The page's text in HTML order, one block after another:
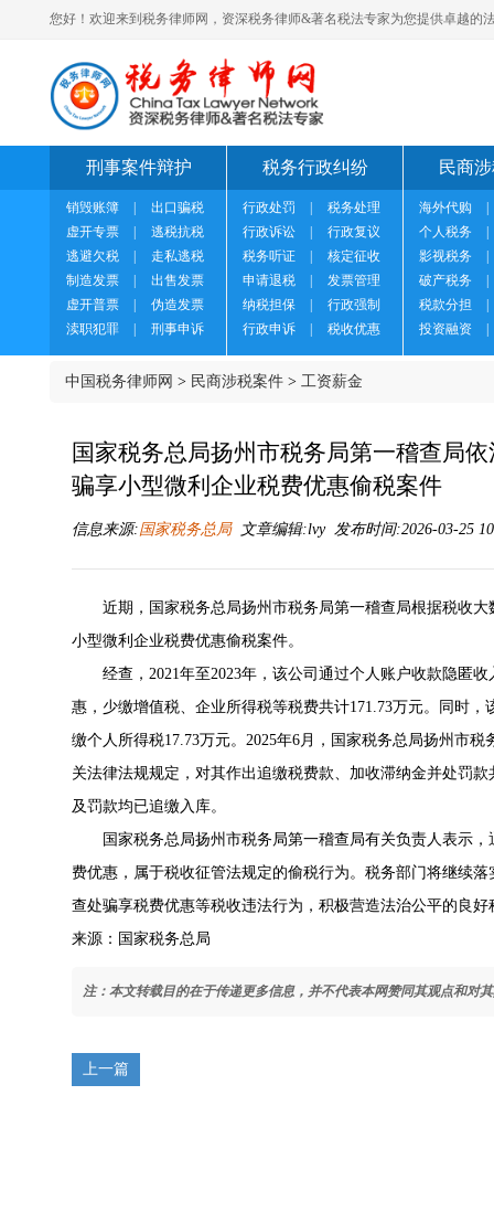
您好！欢迎来到税务律师网，资深税务律师&著名税法专家为您提供卓越的
刑事案件辩护
销毁账簿
出口骗税
虚开专票
逃税抗税
逃避欠税
走私逃税
制造发票
出售发票
虚开普票
伪造发票
渎职犯罪
刑事申诉
税务行政纠纷
行政处罚
税务处理
行政诉讼
行政复议
税务听证
核定征收
申请退税
发票管理
纳税担保
行政强制
行政申诉
税收优惠
民商
海外代购
个人税务
影视税务
破产税务
税款分担
投资融资
中国税务律师网 > 民商涉税案件 > 工资薪金
国家税务总局扬州市税务局第一稽查局
骗享小型微利企业税费优惠偷税案件
信息来源:国家税务总局文章编辑:lvy 发布时间:2026-03-25
近期，国家税务总局扬州市税务局第一稽查局根据税收
小型微利企业税费优惠偷税案件。
经查，2021年至2023年，该公司通过个人账户收款隐匿
惠，少缴增值税、企业所得税等税费共计171.73万元。同时
缴个人所得税17.73万元。2025年6月，国家税务总局扬州市
关法律法规规定，对其作出追缴税费款、加收滞纳金并处罚
及罚款均已追缴入库。
国家税务总局扬州市税务局第一稽查局有关负责人表示
费优惠，属于税收征管法规定的偷税行为。税务部门将继续
查处骗享税费优惠等税收违法行为，积极营造法治公平的良好
来源：国家税务总局
注：本文转载目的在于传递更多信息，并不代表本网赞同其观点和对
上一篇